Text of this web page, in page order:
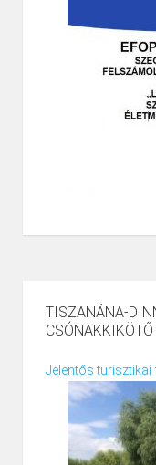
TISZANÁNA-
Jelentős turisztikai